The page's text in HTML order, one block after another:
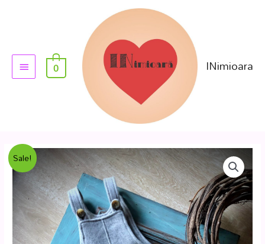
INimioara
0
Sale!